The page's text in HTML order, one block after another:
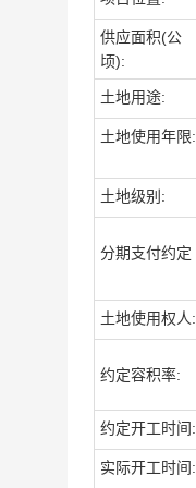
供应面积(公
顷):
土地用途:
土地使用年限:
土地级别:
分期支付约定
土地使用权人:
约定容积率:
约定开工时间:
实际开工时间: